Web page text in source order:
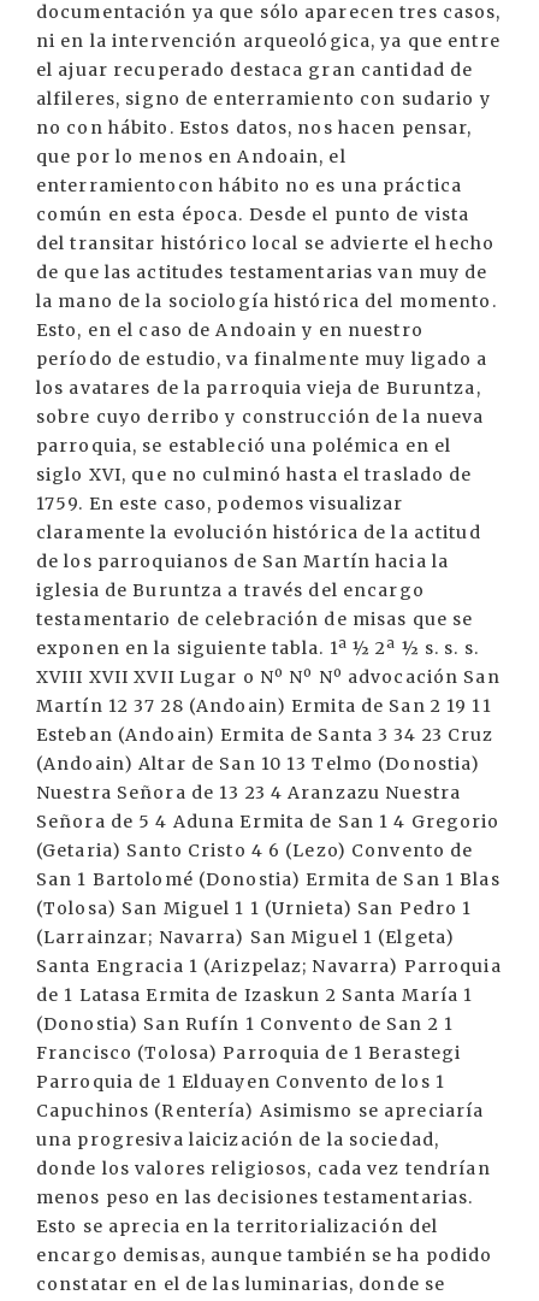
documentación ya que sólo aparecen tres casos,
ni en la intervención arqueológica, ya que entre
el ajuar recuperado destaca gran cantidad de
alfileres, signo de enterramiento con sudario y
no con hábito. Estos datos, nos hacen pensar,
que por lo menos en Andoain, el
enterramientocon hábito no es una práctica
común en esta época. Desde el punto de vista
del transitar histórico local se advierte el hecho
de que las actitudes testamentarias van muy de
la mano de la sociología histórica del momento.
Esto, en el caso de Andoain y en nuestro
período de estudio, va finalmente muy ligado a
los avatares de la parroquia vieja de Buruntza,
sobre cuyo derribo y construcción de la nueva
parroquia, se estableció una polémica en el
siglo XVI, que no culminó hasta el traslado de
1759. En este caso, podemos visualizar
claramente la evolución histórica de la actitud
de los parroquianos de San Martín hacia la
iglesia de Buruntza a través del encargo
testamentario de celebración de misas que se
exponen en la siguiente tabla. 1ª ½ 2ª ½ s. s. s.
XVIII XVII XVII Lugar o Nº Nº Nº advocación San
Martín 12 37 28 (Andoain) Ermita de San 2 19 11
Esteban (Andoain) Ermita de Santa 3 34 23 Cruz
(Andoain) Altar de San 10 13 Telmo (Donostia)
Nuestra Señora de 13 23 4 Aranzazu Nuestra
Señora de 5 4 Aduna Ermita de San 1 4 Gregorio
(Getaria) Santo Cristo 4 6 (Lezo) Convento de
San 1 Bartolomé (Donostia) Ermita de San 1 Blas
(Tolosa) San Miguel 1 1 (Urnieta) San Pedro 1
(Larrainzar; Navarra) San Miguel 1 (Elgeta)
Santa Engracia 1 (Arizpelaz; Navarra) Parroquia
de 1 Latasa Ermita de Izaskun 2 Santa María 1
(Donostia) San Rufín 1 Convento de San 2 1
Francisco (Tolosa) Parroquia de 1 Berastegi
Parroquia de 1 Elduayen Convento de los 1
Capuchinos (Rentería) Asimismo se apreciaría
una progresiva laicización de la sociedad,
donde los valores religiosos, cada vez tendrían
menos peso en las decisiones testamentarias.
Esto se aprecia en la territorialización del
encargo demisas, aunque también se ha podido
constatar en el de las luminarias, donde se